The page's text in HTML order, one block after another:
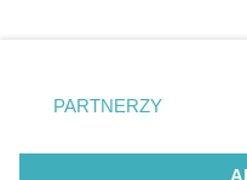
Gliwice
prywatności znajdujący
. Niektóre rodzaje
zgody użytkownika, ale
takiemu przetwarzaniu.
PARTNERZY